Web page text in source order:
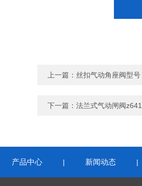
上一篇： 丝扣气动角座阀型号
下一篇： 法兰式气动闸阀z641
产品中心 | 新闻动态 |